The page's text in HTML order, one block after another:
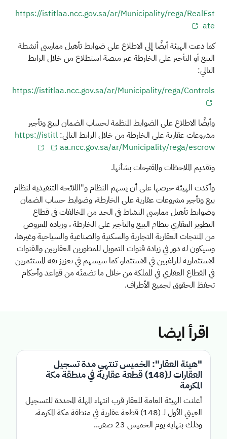
https://istitlaa.ncc.gov.sa/ar/Municipality/rega/RealEst
ate
كما دعت الهيئة أيضًا إلى الاطلاع على ضوابط تأهيل ممارسي أنشطة
البيع أو التأجير على الخارطة عبر منصة استطلاع من خلال الرابط
التالي:
https://istitlaa.ncc.gov.sa/ar/Municipality/rega/Controls
وأيضًا الاطلاع على الضوابط المنظمة لحساب الضمان لبيع وتأجير
مشروعات عقارية على الخارطة من خلال الرابط التالي: https://istitl
aa.ncc.gov.sa/ar/Municipality/rega/escrow
وتقديم الملاحظات والمقترحات بشأنها.
وأكدت الهيئة حرصها على أن يسهم النظام و"اللائحة التنفيذية لنظام
بيع وتأجير مشروعات عقارية على الخارطة، وضوابط حساب الضمان
وضوابط تأهيل ممارسي النشاط في الحد من المخالفات في قطاع
التطوير العقاري بنظام البيع والتأجير على الخارطة ، وزيادة المعروض
من المنتجات العقارية التجارية والسكنية والصناعية والسياحية وغيرها،
وسيكون له دور في زيادة قنوات التمويل للمطورين العقاريين والقنوات
الاستثمارية للراغبين في الاستثمار، كما سيسهم في تعزيز ثقة المستثمرين
في القطاع العقاري في المملكة من خلال ما تضمنَه من قواعد وأحكام
تحفظ الحقوق لجميع الأطراف.
اقرأ ايضا
"هيئة العقار": الخميس تنتهي مدة تسجيل
العقارات لـ(148) قطعة عقارية في منطقة مكة
المكرمة
أعلنت الهيئة العامة للعقار قرب انتهاء المهلة المحددة للتسجيل
العيني الأول لـ (148) قطعة عقارية في منطقة مكة المكرمة،
وذلك بنهاية يوم الخميس 23 صفر...